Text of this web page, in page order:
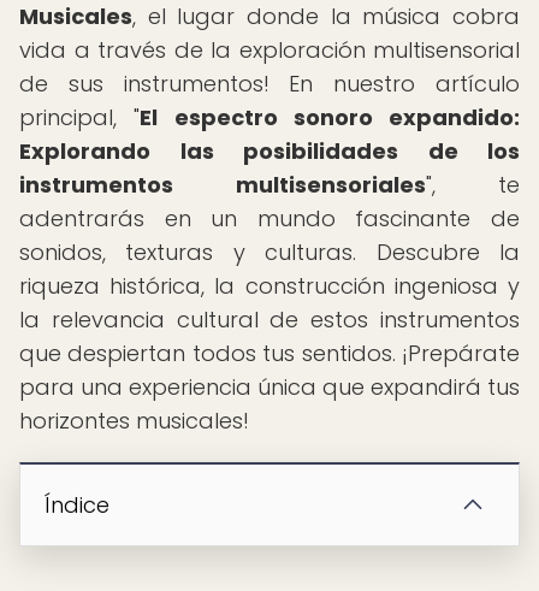
Musicales, el lugar donde la música cobra
vida a través de la exploración multisensorial
de sus instrumentos! En nuestro artículo
principal, "El espectro sonoro expandido:
Explorando las posibilidades de los
instrumentos multisensoriales", te
adentrarás en un mundo fascinante de
sonidos, texturas y culturas. Descubre la
riqueza histórica, la construcción ingeniosa y
la relevancia cultural de estos instrumentos
que despiertan todos tus sentidos. ¡Prepárate
para una experiencia única que expandirá tus
horizontes musicales!
Índice